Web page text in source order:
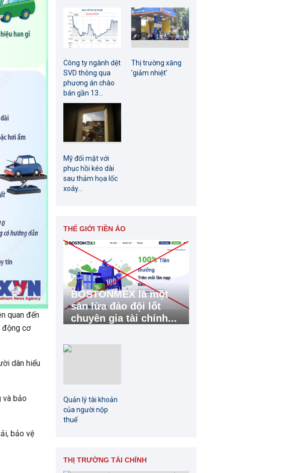
quan đến
động cơ
dân hiểu
và bảo
bảo vệ
Công ty ngành dệt
SVD thông qua
phương án chào
bán gần 13...
Thị trường xăng
'giảm nhiệt'
Mỹ đối mặt với
phục hồi kéo dài
sau thảm họa lốc
xoáy...
THẾ GIỚI TIỀN ẢO
BOSTONMEX là một
sàn lừa đảo đội lốt
chuyên gia tài chính...
Quản lý tài khoản
của người nộp
thuế
THỊ TRƯỜNG TÀI CHÍNH